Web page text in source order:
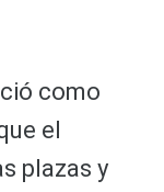
como
el
plazas y